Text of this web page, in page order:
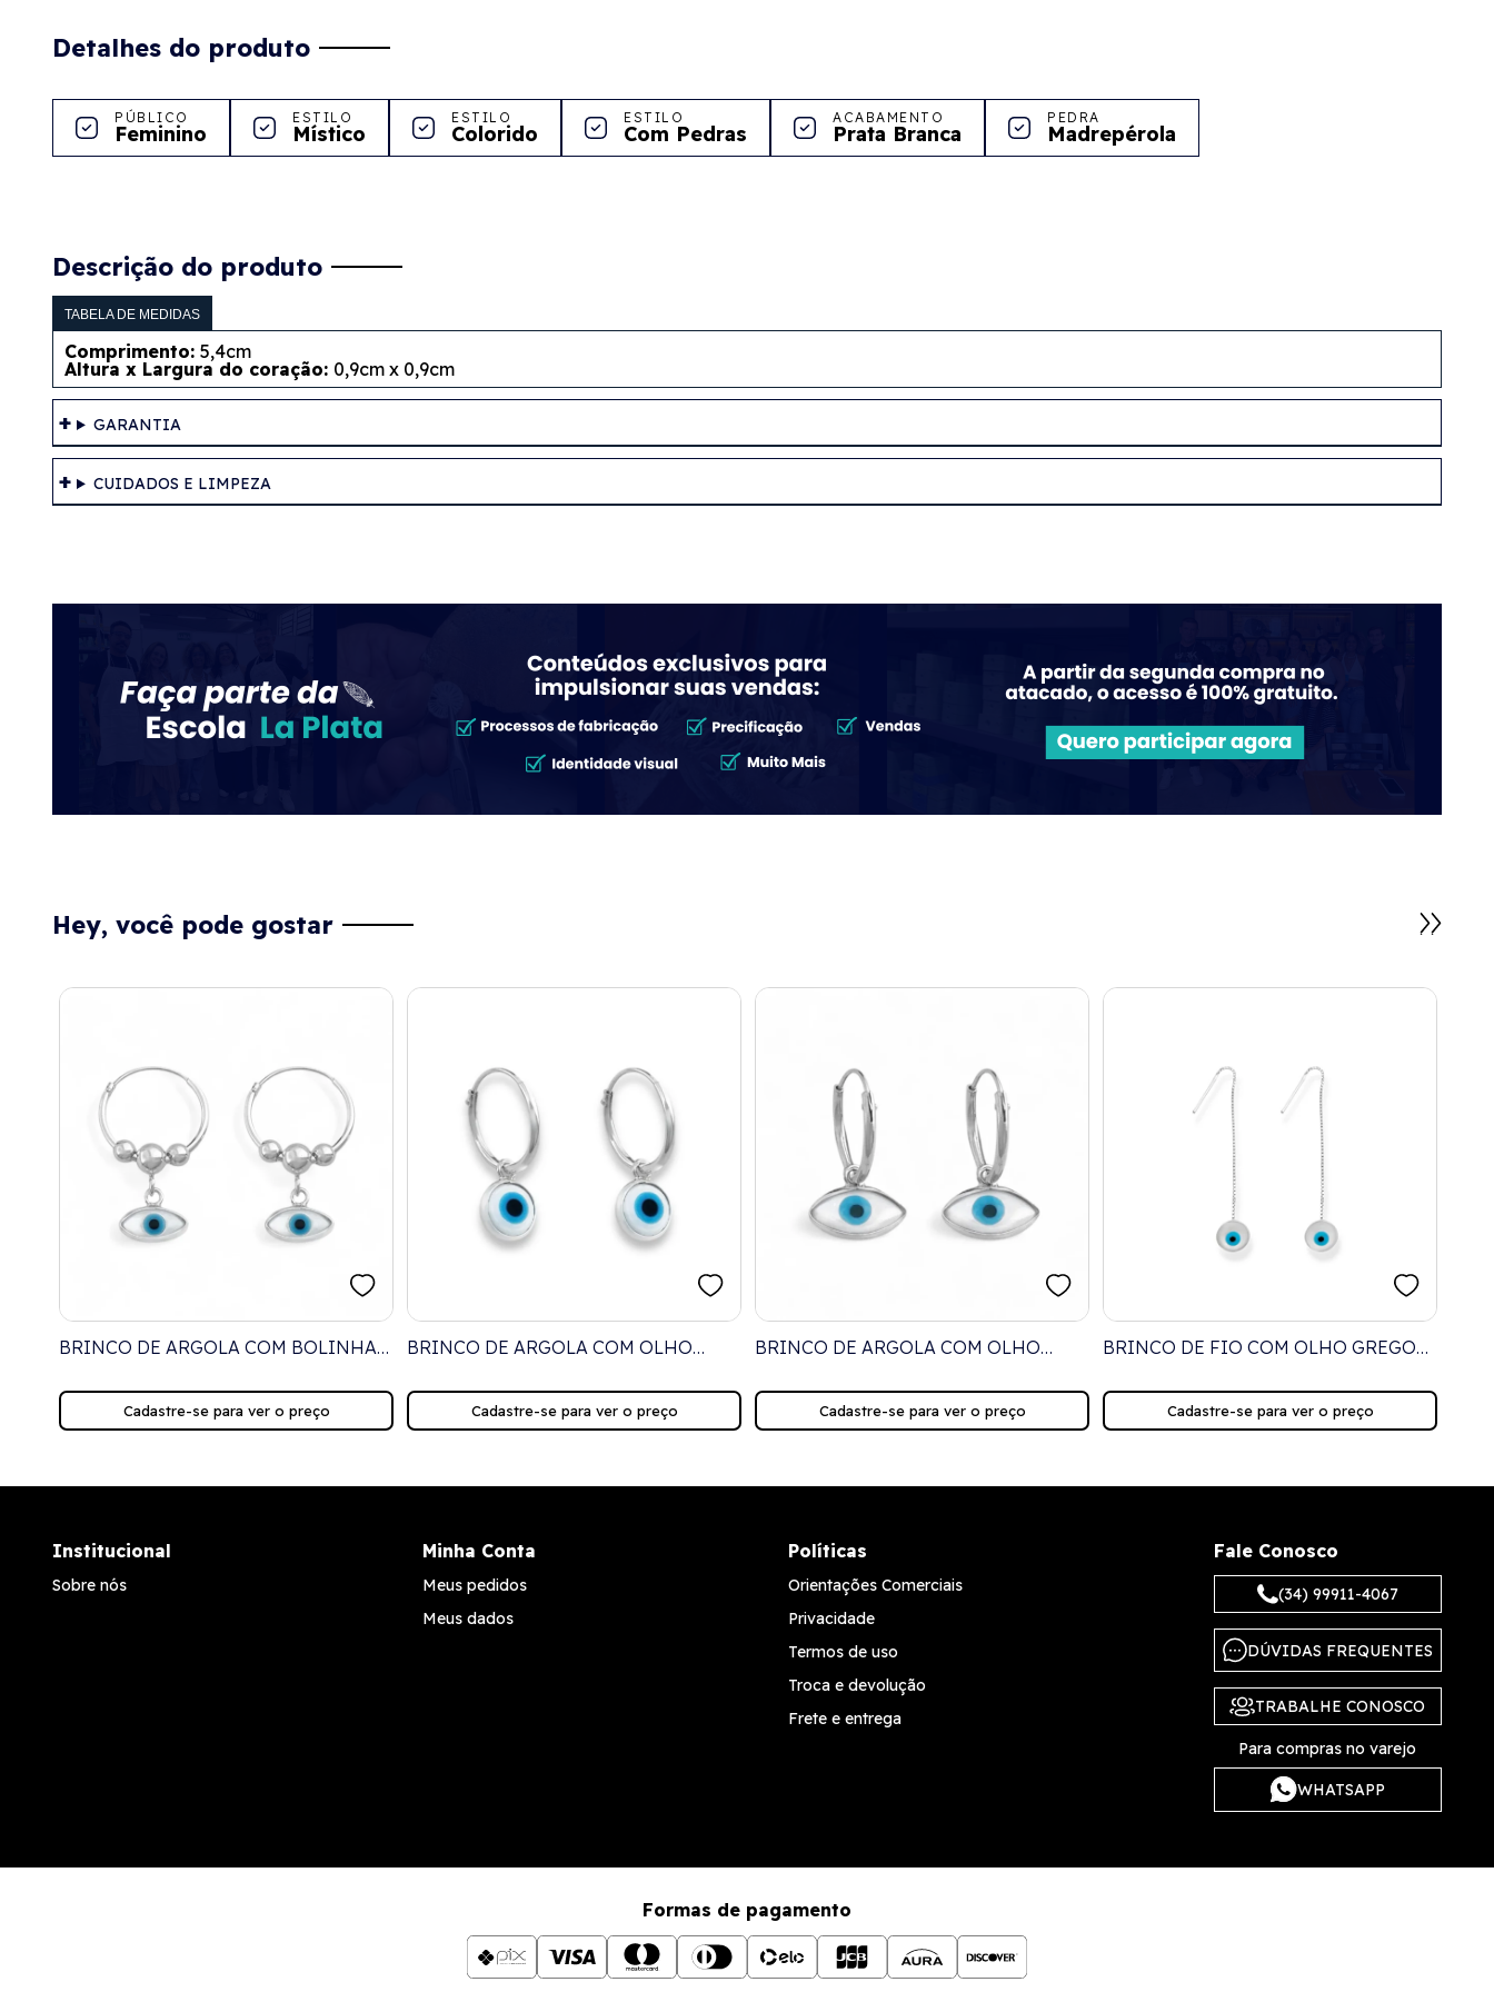
Detalhes do produto
PÚBLICO
Feminino
ESTILO
Místico
ESTILO
Colorido
ESTILO
Com Pedras
ACABAMENTO
Prata Branca
PEDRA
Madrepérola
Descrição do produto
TABELA DE MEDIDAS
Comprimento: 5,4cm
Altura x Largura do coração: 0,9cm x 0,9cm
GARANTIA
CUIDADOS E LIMPEZA
Hey, você pode gostar
BRINCO DE ARGOLA COM BOLINHAS
NAVETE EM MADREPÉROLA
Cadastre-se para ver o preço
BRINCO DE ARGOLA COM OLHO
Cadastre-se para ver o preço
BRINCO DE ARGOLA COM OLHO
Cadastre-se para ver o preço
BRINCO DE FIO COM OLHO GREGO
Cadastre-se para ver o preço
Institucional
Sobre nós
Minha Conta
Meus pedidos
Meus dados
Políticas
Orientações Comerciais
Privacidade
Termos de uso
Troca e devolução
Frete e entrega
Fale Conosco
(34) 99911-4067
DÚVIDAS FREQUENTES
TRABALHE CONOSCO
Para compras no varejo
WHATSAPP
Formas de pagamento